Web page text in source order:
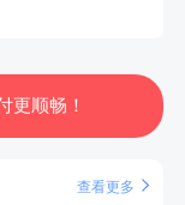
更顺畅！
查看更多